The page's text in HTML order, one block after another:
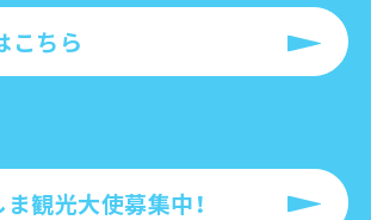
こちら
観光大使募集中！